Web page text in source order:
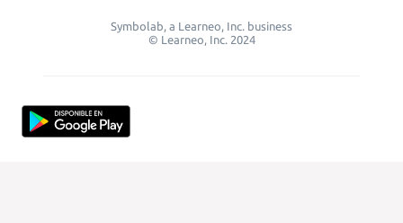
Symbolab, a Learneo, Inc. business
© Learneo, Inc. 2024